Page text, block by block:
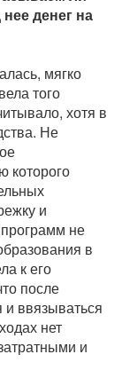
денег на
мягко
того
хотя в
Не
которого
и
не
в
к его
после
и ввязываться
нет
и